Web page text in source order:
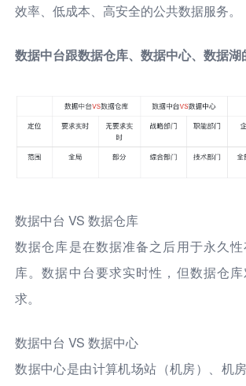
效率、低成本、高安全的公共数据服务。
数据中台跟数据仓库、数据中心、数据湖
数据中台 VS 数据仓库
数据仓库是在数据准备之后用于永久
库。数据中台要求实时性，但数据仓
求。
数据中台 VS 数据中心
数据中心是由计算机场站（机房）、机